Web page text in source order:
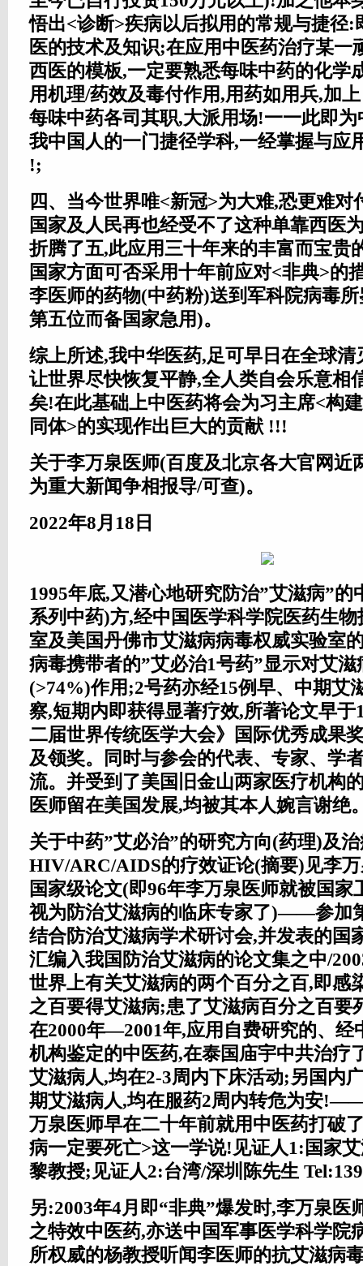
悟出<诊断>疾病以后拟用的常规与捷径:
医的技术及知识;在应用中医药治疗某一
西医的模板,一定要熟悉每味中药的化学
用机理/药效及毒付作用,用药如用兵,加
每味中药各司其职,大派用场!一一此即
我中国人的一门捷径学科,一经掌握与应
!;
四、当今世界唯<新冠>为大难,恐更难对
国家及人民再也经受不了这种单靠西医
折腾了五,此应用三十年来的丰富而宝贵
国家方面可否采用十年前应对<非典>的
李医师的药物(中药粉)送到军科院病毒
第五位而备国家急用)。
综上所述,我中华医药,足可早日在全球清
让世界尽快恢复平静,全人类自会乐意相
矣!在此基础上中医药将会为习主席<构
同体>的实现作出巨大的贡献 !!!
关于李万泉医师(百度及北京各大官网近
为重大新闻争相报导/可查)。
2022年8月18日
1995年底,又潜心地研究防治”艾滋病”的
系列中药)方,经中国医学科学院医药生
室及美国丹佛市艾滋病病毒权威实验室
病毒携带者的”艾必治1号药”显示对艾
(>74%)作用;2号药亦经15例早、中期艾
察,短期内即获得显著疗效,所著论文早于
二届世界传统医学大会》国际优秀成果
及领奖。同时与参会的代表、专家、学
流。并受到了美国旧金山两家医疗机构
医师留在美国发展,均被其本人婉言谢绝
关于中药”艾必治”的研究方向(药理)及
HIV/ARC/AIDS的疗效证论(摘要)见李
国家级论文(即96年李万泉医师就被国家
视为防治艾滋病的临床专家了)——参加
结合防治艾滋病学术研讨会,并发表的国
汇编入我国防治艾滋病的论文集之中/
世界上有关艾滋病的两个百分之百,即感
之百要得艾滋病;患了艾滋病百分之百要
在2000年—2001年,应用自费研究的、经
机构鉴定的中医药,在泰国庙宇中共治疗
艾滋病人,均在2-3周内下床活动;另国内
期艾滋病人,均在服药2周内转危为安
万泉医师早在二十年前就用中医药打破
病一定要死亡>这一学说!见证人1:国家
黎教授;见证人2:台湾/深圳陈先生
另:2003年4月即“非典”爆发时,李万泉医
之特效中医药,亦送中国军事医学科学院
所权威的杨教授听闻李医师的抗艾滋病